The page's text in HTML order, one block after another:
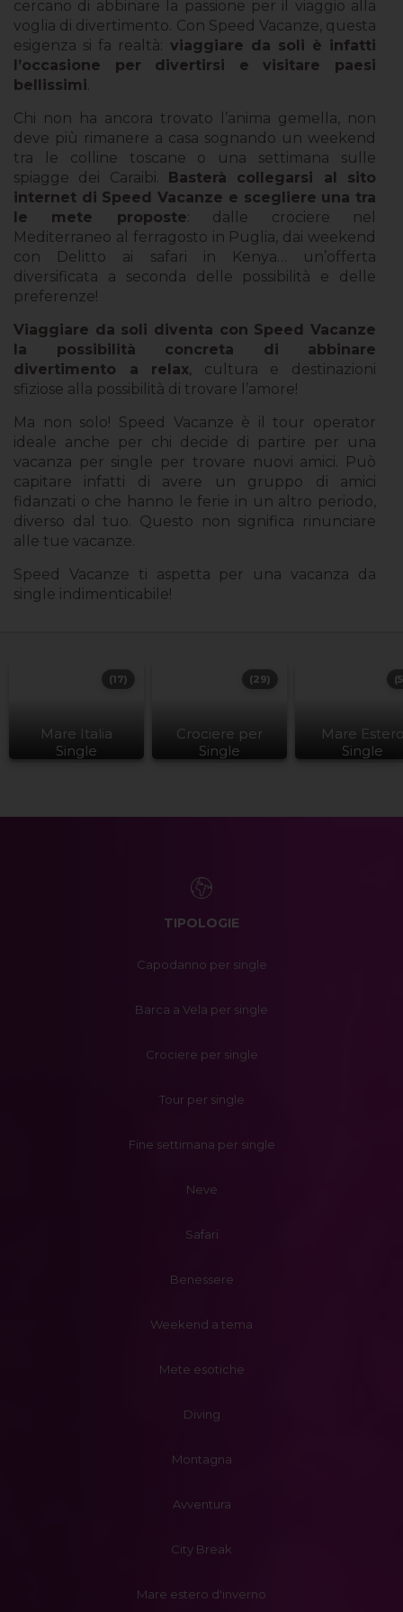
cercano di abbinare la passione per il viaggio alla
voglia di divertimento. Con Speed Vacanze, questa
esigenza si fa realtà: viaggiare da soli è infatti
l’occasione per divertirsi e visitare paesi
bellissimi.
Chi non ha ancora trovato l’anima gemella, non
deve più rimanere a casa sognando un weekend
tra le colline toscane o una settimana sulle
spiagge dei Caraibi. Basterà collegarsi al sito
internet di Speed Vacanze e scegliere una tra
le mete proposte: dalle crociere nel
Mediterraneo al ferragosto in Puglia, dai weekend
con Delitto ai safari in Kenya… un’offerta
diversificata a seconda delle possibilità e delle
preferenze!
Viaggiare da soli diventa con Speed Vacanze
la possibilità concreta di abbinare
divertimento a relax, cultura e destinazioni
sfiziose alla possibilità di trovare l’amore!
Ma non solo! Speed Vacanze è il tour operator
ideale anche per chi decide di partire per una
vacanza per single per trovare nuovi amici. Può
capitare infatti di avere un gruppo di amici
fidanzati o che hanno le ferie in un altro periodo,
diverso dal tuo. Questo non significa rinunciare
alle tue vacanze.
Speed Vacanze ti aspetta per una vacanza da
single indimenticabile!
Mare Italia
Single
(17)
Crociere per
Single
(29)
Mare
Single
TIPOLOGIE
Capodanno per single
Barca a Vela per single
Crociere per single
Tour per single
Fine settimana per single
Neve
Safari
Benessere
Weekend a tema
Mete esotiche
Diving
Montagna
Avventura
City Break
Mare estero d'inverno